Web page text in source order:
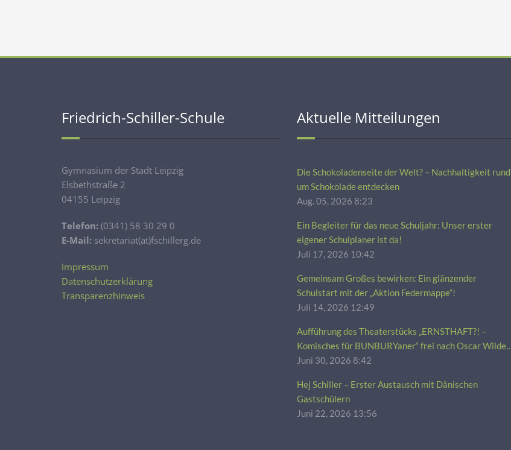
Friedrich-Schiller-Schule
Gymnasium der Stadt Leipzig
Elsbethstraße 2
04155 Leipzig
Telefon: (0341) 58 30 29 0
E-Mail: sekretariat(at)fschillerg.de
Impressum
Datenschutzerklärung
Transparenzhinweis
Aktuelle Mitteilungen
Die Schokoladenseite der Welt? – Nachhaltigkeit rund
um Schokolade entdecken
Aug. 05, 2026 8:23
Ein Begleiter für das neue Schuljahr: Unser erster
eigener Schulplaner ist da!
Juli 17, 2026 10:42
Gemeinsam Großes bewirken: Ein glänzender
Schulstart mit der „Aktion Federmappe“!
Juli 14, 2026 12:49
Aufführung des Theaterstücks „ERNSTHAFT?! –
Komisches für BUNBURYaner“ frei nach Oscar Wilde |
Theater AG (Kl. 8/9, SJ 25/26)
Juni 30, 2026 8:42
Hej Schiller – Erster Austausch mit Dänischen
Gastschülern
Juni 22, 2026 13:56